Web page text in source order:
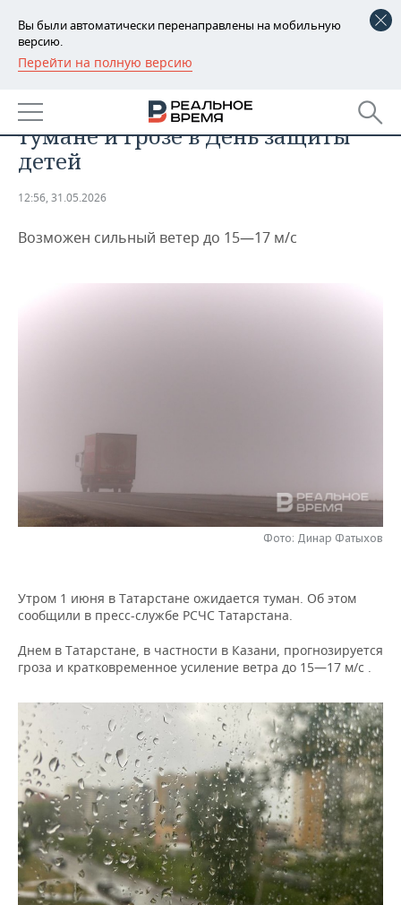
Вы были автоматически перенаправлены на мобильную
версию.
Перейти на полную версию
РЕГИОНЫ
БАШКОРТОСТАН
ТАТАРСТАН
НОВОСТИ
АНАЛИТИКА
ДЕКЛАРАЦИИ О ДОХОДАХ
НОВОСТИ ЭКОНОМИКИ
ПРОМЫШЛЕННОСТЬ
ПРОМЫШЛЕННОСТИ
ОПК
ЭНЕРГЕТИКА
РОЗНИЧНАЯ ТОРГОВЛЯ
ТРАНСПОРТ
УСЛУГИ
НОВОСТИ ТЕХНОЛОГИЙ
МЕДИА
МЕРОПРИЯТИЯ
НОВОСТИ МЕРОПРИЯТИЙ
ВЫЕЗДНАЯ РЕДАКЦИЯ
ONLINE-КОНФЕРЕНЦИИ
НОВОСТИ СПОРТА
ХОККЕЙ
КИБЕРСПОРТ
ФИГУРНОЕ КАТАНИЕ
ВОДНЫЕ ВИДЫ СПОРТА
ХОККЕЙ С МЯЧОМ
ОБЩЕСТВО
ВЛАСТЬ
КУЛЬТУРА
МЕДИЦИНА
ОБРАЗОВАНИЕ
ПРОИСШЕСТВИЯ
СЮЖЕТЫ
СПРАВОЧНИК
СПИСОК КОМПАНИЙ
Татарстанцев предупредили о
тумане и грозе в День защиты
детей
12:56, 31.05.2026
Возможен сильный ветер до 15—17 м/с
Фото: Динар Фатыхов
Утром 1 июня в Татарстане ожидается туман. Об этом
сообщили в пресс-службе РСЧС Татарстана.
Днем в Татарстане, в частности в Казани, прогнозируется
гроза и кратковременное усиление ветра до 15—17 м/с .